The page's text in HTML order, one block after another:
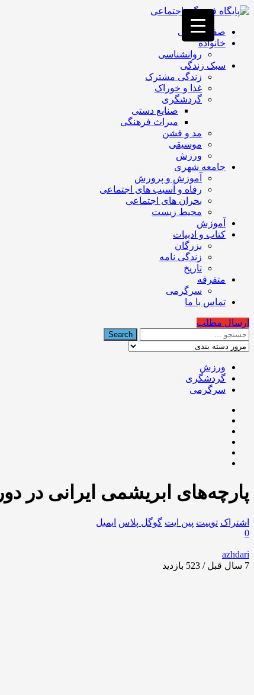
فصد
غرب
تهران
خشکشویی
تصفیه
تهران
صفحه اصلی
خانواده
روانشناسی
سبک زندگی
زندگی مشترک
غذا و خوراک
گردشگری
صنایع دستی
میراث فرهنگی
مد و فشن
موسیقی
ورزش
جامعه شهری
آموزش و پرورش
رفاه و آسیب های اجتماعی
بحران های اجتماعی
محیط زیست
آموزش
کتاب و ادبیات
بزرگان
زندگی نامه
تاریخ
متفرقه
سرگرمی
تماس با ما
ارسال مطلب
ورزش
گردشگری
سرگرمی
پارچه‌های ابریشمی ایرانی در
اشتراک توییت پین ایت گوگل‌ پلاس ایمیل
0
azhdari
7 سال قبل / 523
بازدید